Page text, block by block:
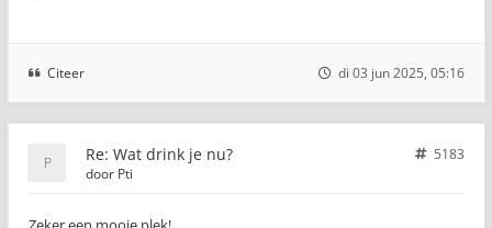
Citeer di 03 jun 2025, 05:16
Re: Wat drink je nu?
5183
door Pti